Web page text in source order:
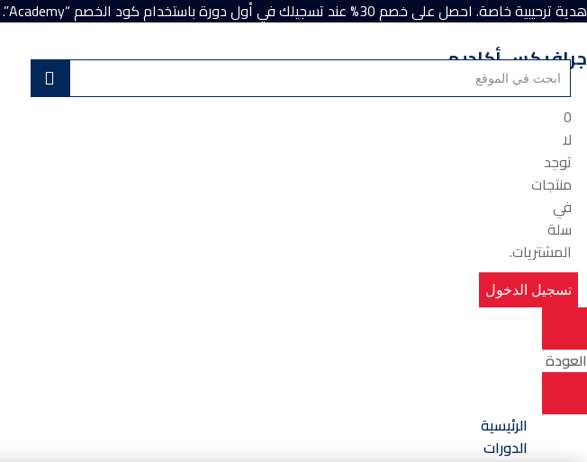
هدية ترحيبية خاصة. احصل على خصم 30% عند تسجيلك في أول دورة باستخدام كود الخصم “Academy”.
جرافيكس أكاديمي
0
لا
توجد
منتجات
في
سلة
المشتريات.
تسجيل الدخول
العودة
الرئيسية
الدورات